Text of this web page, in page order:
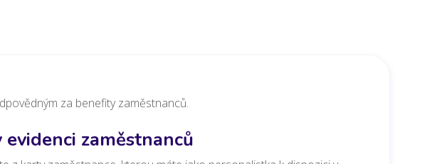
za benefity zaměstnanců.
zaměstnanců